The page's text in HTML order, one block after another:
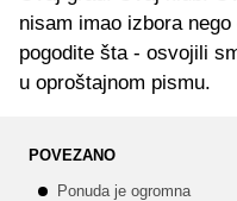
nisam imao izbora
pogodite šta - osvojili
u oproštajnom pismu.
POVEZANO
Ponuda je ogromna